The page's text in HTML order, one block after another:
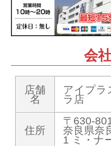
会
店舗
名
アイプ
ラ店
住所
〒630-
奈良県奈
1 ミ・ナ